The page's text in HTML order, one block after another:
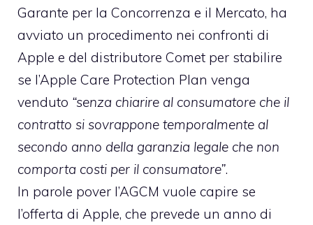
Garante per la Concorrenza e il Mercato, ha
avviato un procedimento nei confronti di
Apple e del distributore Comet per stabilire
se l’Apple Care Protection Plan venga
venduto “senza chiarire al consumatore che il
contratto si sovrappone temporalmente al
secondo anno della garanzia legale che non
comporta costi per il consumatore”.
In parole pover l’AGCM vuole capire se
l’offerta di Apple, che prevede un anno di